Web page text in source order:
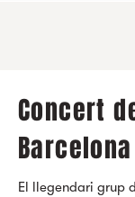
Concert
El llegendari grup